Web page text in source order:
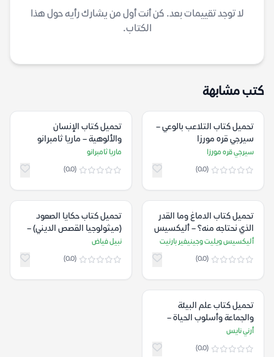
لا توجد تقييمات بعد. كن أنت أول من يشارك رأيه حول هذا
الكتاب.
كتب مشابهة
تحميل كتاب التلاعب بالوعي –
سيرجي قره مورزا
سيرجي قره مورزا
(0.0)
تحميل كتاب الإنسان
والألوهية – ماريا ثامبرانو
ماريا ثامبرانو
(0.0)
تحميل كتاب الدماغ وما القدر
الذي نحتاجه منه؟ – أليكسيس
ويليت وجينيفير بارنيت
أليكسيس ويليت وجينيفير بارنيت
(0.0)
تحميل كتاب حكايا الصعود
(ميثولوجيا القصص الديني) –
نبيل فياض
نبيل فياض
(0.0)
تحميل كتاب علم البيئة
والجماعة وأسلوب الحياة –
أرني نايس
أرني نايس
(0.0)